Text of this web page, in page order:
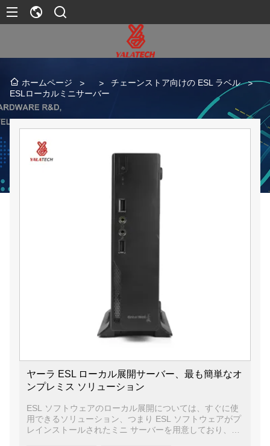
ホームページ > > チェーンストア向けの ESL ラベル
>
ESLローカルミニサーバー
ヤーラ ESL ローカル展開サーバー、最も簡単なオ
ンプレミス ソリューション
ESL ソフトウェアのローカル展開については、すぐに使
用できるソリューション、つまり ESL ソフトウェアがプ
レインストールされたミニ サーバーを用意しており、多